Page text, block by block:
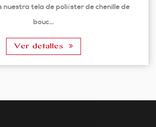
nuestra tela de poliéster de chenille de
bouc...
Ver detalles